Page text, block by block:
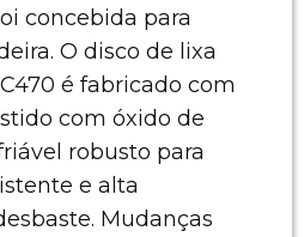
concebida para
O disco de lixa
é fabricado com
com óxido de
robusto para
e alta
Mudanças